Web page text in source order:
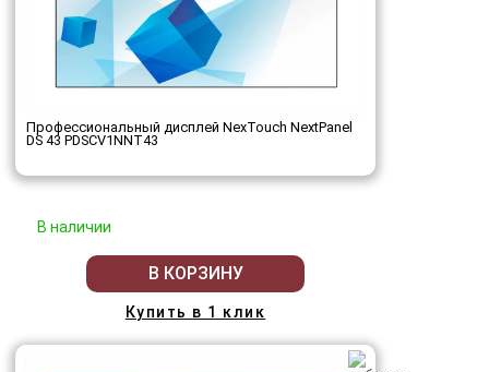
Профессиональный дисплей NexTouch NextPanel
DS 43 PDSCV1NNT43
В наличии
В КОРЗИНУ
Купить в 1 клик